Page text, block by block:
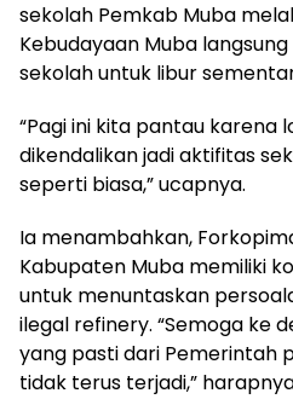
sekolah Pemkab Muba
Kebudayaan Muba
sekolah untuk libur
“Pagi ini kita pantau karena
dikendalikan jadi aktifitas
seperti biasa,” ucapnya.
Ia menambahkan,
Kabupaten Muba memiliki
untuk menuntaskan
ilegal refinery. “Semoga ke
yang pasti dari Pemerintah
tidak terus terjadi,”